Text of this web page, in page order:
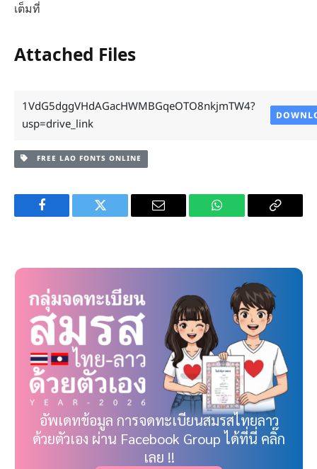
เต็มที่
Attached Files
1VdG5dggVHdAGacHWMBGqeOTO8nkjmTW4?
usp=drive_link
FREE LAO FONTS ONLINE
Facebook Twitter Email WhatsApp Copy
อัพเดทข้อมูล การจดทะเบียนสมรสไทยลาว
ด้วยตัวเอง ผ่าน Facebook Group ได้ที่นี่ คลิ๊ก
เลย !!